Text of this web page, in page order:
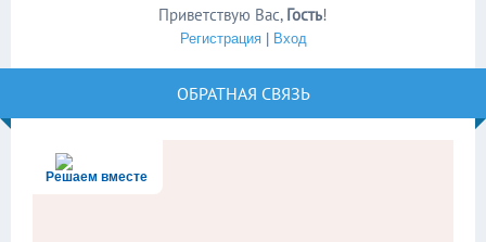
Приветствую Вас, Гость!
Регистрация| Вход
ОБРАТНАЯ СВЯЗЬ
Решаем вместе